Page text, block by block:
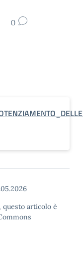
0
questo articolo è